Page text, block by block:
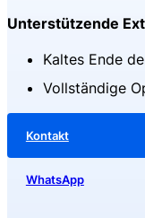
Unterstützende
Kaltes Ende
Vollständige
Kontakt
WhatsApp